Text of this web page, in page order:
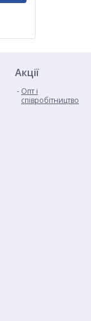
Акції
Опт і
співробітництво